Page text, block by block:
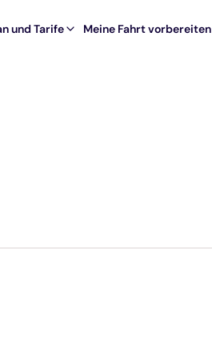
und Tarife Meine Fahrt vorbereiten